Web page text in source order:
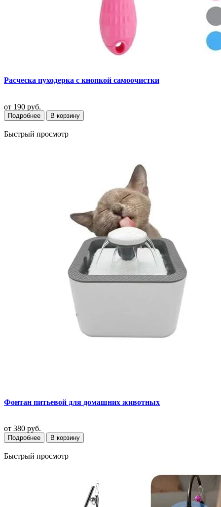
Расческа пуходерка с кнопкой самоочистки
от 190 руб.
Подробнее В корзину
Быстрый просмотр
Фонтан питьевой для домашних животных
от 380 руб.
Подробнее В корзину
Быстрый просмотр